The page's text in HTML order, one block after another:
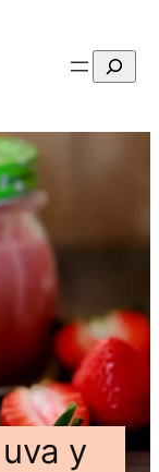
Buscar
y